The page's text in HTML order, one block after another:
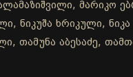
მარიკო
ნიკუშა ხრიკული,
აბესაძე,